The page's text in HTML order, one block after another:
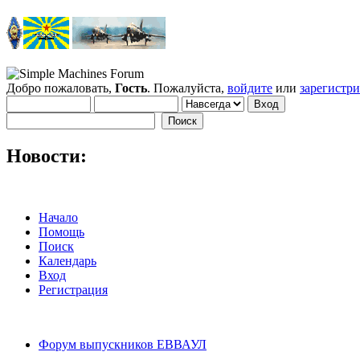
Добро пожаловать, Гость. Пожалуйста, войдите или
Новости:
Начало
Помощь
Поиск
Календарь
Вход
Регистрация
Форум выпускников ЕВВАУЛ